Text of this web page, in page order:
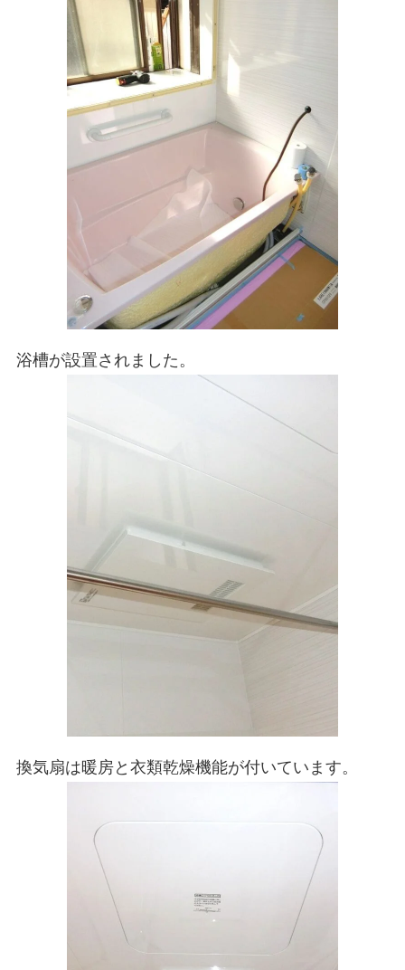
浴槽が設置されました。
換気扇は暖房と衣類乾燥機能が付いています。